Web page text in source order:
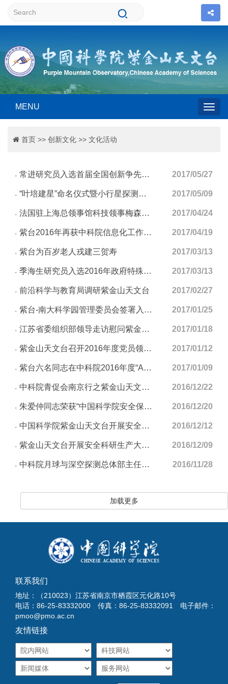
MENU
首页 >> 创新文化 >> 文化活动
常进研究员入选首届全国创新争先奖状表彰 2017/05/27
“叶培建星”命名仪式暨小行星探测学术报告会在中国空间技术研究院举行 2017/05/09
法国驻上海总领事馆科技领事梅森先生访问紫金山天文台 2017/04/24
紫台2016年再获中科院信息化工作优秀奖 2017/04/19
紫台为百岁老人戎建三贺寿 2017/03/13
季海生研究员入选2016年政府特殊津贴人员名单 2017/03/13
前沿科学与教育局调研紫金山天文台 2017/02/27
紫台-南大科学园管理委员会签署入园合作协议 2017/01/25
江苏省委组织部领导走访慰问紫金山天文台困难党员 2017/01/18
紫金山天文台召开2016年度党员领导干部民主生活会 2017/01/12
紫台六名同志在中科院2016年度“ARP技能大比拼活动”中获奖 2017/01/09
中科院青促会南京行之紫金山天文台交流活动成功举办 2016/12/22
朱爱仲同志荣获“中国科学院安全保卫保密先进工作者”称号 2016/12/20
中国科学院紫金山天文台开展安全保密监督检查 2016/12/12
紫金山天文台开展安全科研生产大检查 2016/12/09
中科院月球与深空探测总体部主任刘晓群到基地调研 2016/11/28
加载更多
联系我们
地址：（210023）江苏省南京市栖霞区元化路10号
电话：86-25-83332000 传真：86-25-83332091 电子邮件：
pmoo@pmo.ac.cn
友情链接